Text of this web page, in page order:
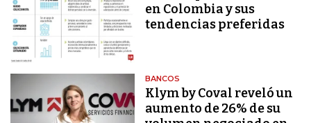
en Colombia y sus
tendencias preferidas
BANCOS
Klym by Coval reveló un
aumento de 26% de su